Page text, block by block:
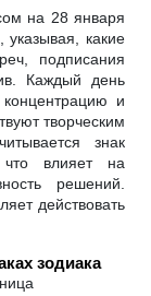
на 28 января
какие
подписания
Каждый день
и
творческим
знак
влияет на
решений.
действовать
зодиака